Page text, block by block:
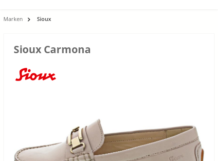
Marken Sioux
Sioux Carmona